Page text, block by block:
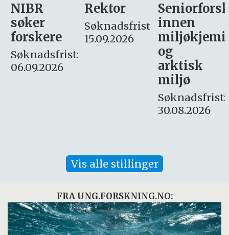
Rektor
Søknadsfrist:
15.09.2026
Seniorforsker
innen
miljøkjemi
søker
– fast
Søknadsfrist:
16. august.
Vis alle stillinger
FRA UNG.FORSKNING.NO: